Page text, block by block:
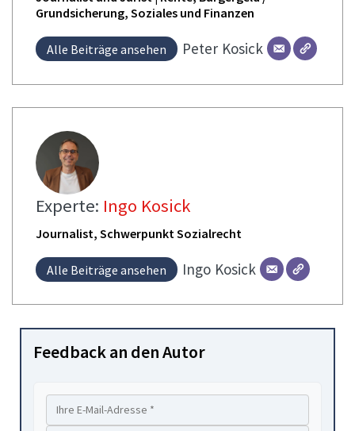
Grundsicherung, Soziales und Finanzen
Alle Beiträge ansehen Peter Kosick
Experte: Ingo Kosick
Journalist, Schwerpunkt Sozialrecht
Alle Beiträge ansehen Ingo Kosick
Feedback an den Autor